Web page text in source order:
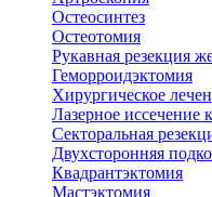
Остеосинтез
Остеотомия
Рукавная резекция
Геморроидэктомия
Хирургическое
Лазерное иссечение
Секторальная
Двухсторонняя
Квадрантэктомия
Мастэктомия